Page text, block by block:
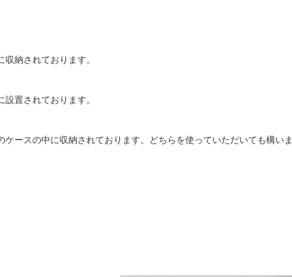
納されております。
置されております。
ケースの中に収納されております。どちらを使っていただいても構いま